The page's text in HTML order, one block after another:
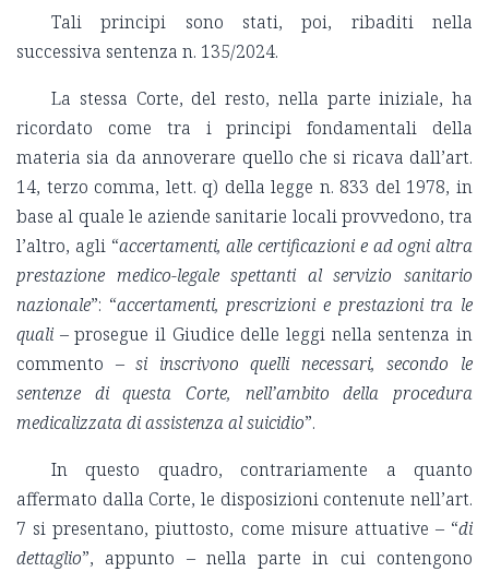
Tali principi sono stati, poi, ribaditi nella
successiva sentenza n. 135/2024.
La stessa Corte, del resto, nella parte iniziale, ha
ricordato come tra i principi fondamentali della
materia sia da annoverare quello che si ricava dall’art.
14, terzo comma, lett. q) della legge n. 833 del 1978, in
base al quale le aziende sanitarie locali provvedono, tra
l’altro, agli “accertamenti, alle certificazioni e ad ogni altra
prestazione medico-legale spettanti al servizio sanitario
nazionale”: “accertamenti, prescrizioni e prestazioni tra le
quali – prosegue il Giudice delle leggi nella sentenza in
commento –si inscrivono quelli necessari, secondo le
sentenze di questa Corte, nell’ambito della procedura
medicalizzata di assistenza al suicidio”.
In questo quadro, contrariamente a quanto
affermato dalla Corte, le disposizioni contenute nell’art.
7 si presentano, piuttosto, come misure attuative – “di
dettaglio”, appunto – nella parte in cui contengono